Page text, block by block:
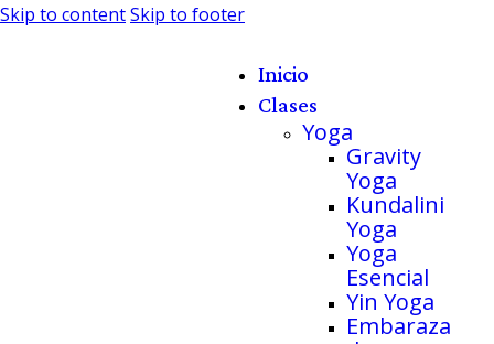
Skip to contentSkip to footer
Inicio
Clases
Yoga
Gravity
Yoga
Kundalini
Yoga
Yoga
Esencial
Yin Yoga
Embaraza